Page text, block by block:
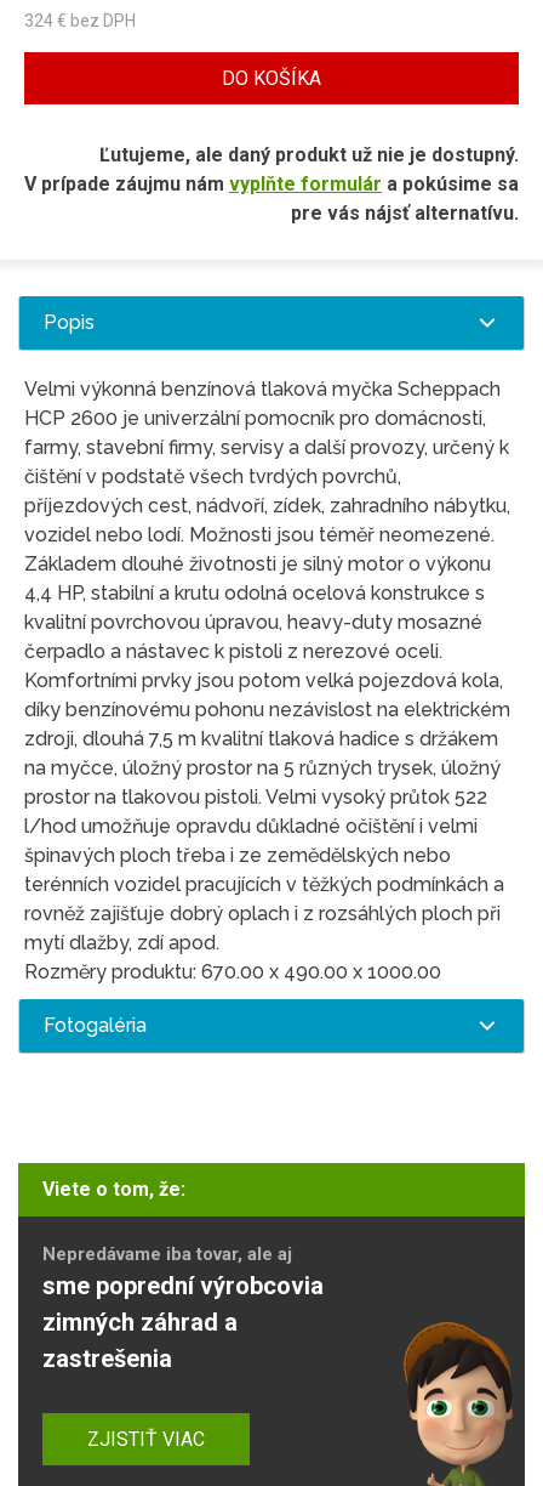
324€ bez DPH
DO KOŠÍKA
Ľutujeme, ale daný produkt už nie je dostupný.
V prípade záujmu nám vyplňte formulár a pokúsime sa
pre vás nájsť alternatívu.
Popis
Velmi výkonná benzínová tlaková myčka Scheppach
HCP 2600 je univerzální pomocník pro domácnosti,
farmy, stavební firmy, servisy a další provozy, určený k
čištění v podstatě všech tvrdých povrchů,
příjezdových cest, nádvoří, zídek, zahradního nábytku,
vozidel nebo lodí. Možnosti jsou téměř neomezené.
Základem dlouhé životnosti je silný motor o výkonu
4,4 HP, stabilní a krutu odolná ocelová konstrukce s
kvalitní povrchovou úpravou, heavy-duty mosazné
čerpadlo a nástavec k pistoli z nerezové oceli.
Komfortními prvky jsou potom velká pojezdová kola,
díky benzínovému pohonu nezávislost na elektrickém
zdroji, dlouhá 7,5 m kvalitní tlaková hadice s držákem
na myčce, úložný prostor na 5 různých trysek, úložný
prostor na tlakovou pistoli. Velmi vysoký průtok 522
l/hod umožňuje opravdu důkladné očištění i velmi
špinavých ploch třeba i ze zemědělských nebo
terénních vozidel pracujících v těžkých podmínkách a
rovněž zajišťuje dobrý oplach i z rozsáhlých ploch při
mytí dlažby, zdí apod.
Rozměry produktu: 670.00 x 490.00 x 1000.00
Fotogaléria
Viete o tom, že:
Nepredávame iba tovar, ale aj
sme poprední výrobcovia
zimných záhrad a
zastrešenia
ZJISTIŤ VIAC